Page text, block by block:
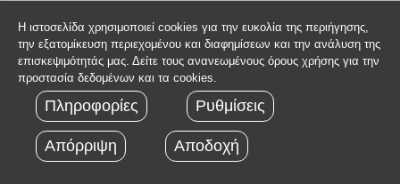
Η ιστοσελίδα χρησιμοποιεί cookies για την ευκολία της περιήγησης,
την εξατομίκευση περιεχομένου και διαφημίσεων και την ανάλυση της
επισκεψιμότητάς μας. Δείτε τους ανανεωμένους όρους χρήσης για την
προστασία δεδομένων και τα cookies.
Πληροφορίες Ρυθμίσεις
Απόρριψη Αποδοχή